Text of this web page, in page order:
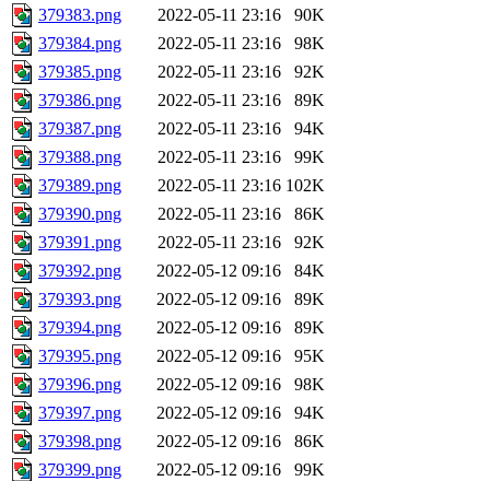
379383.png
2022-05-11 23:16
90K
379384.png
2022-05-11 23:16
98K
379385.png
2022-05-11 23:16
92K
379386.png
2022-05-11 23:16
89K
379387.png
2022-05-11 23:16
94K
379388.png
2022-05-11 23:16
99K
379389.png
2022-05-11 23:16 102K
379390.png
2022-05-11 23:16
86K
379391.png
2022-05-11 23:16
92K
379392.png
2022-05-12 09:16
84K
379393.png
2022-05-12 09:16
89K
379394.png
2022-05-12 09:16
89K
379395.png
2022-05-12 09:16
95K
379396.png
2022-05-12 09:16
98K
379397.png
2022-05-12 09:16
94K
379398.png
2022-05-12 09:16
86K
379399.png
2022-05-12 09:16
99K